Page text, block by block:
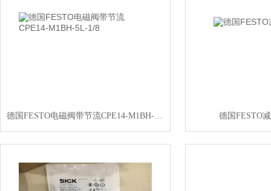
德国FESTO电磁阀带节流CPE14-M1BH-5L-1/8 德国FESTO